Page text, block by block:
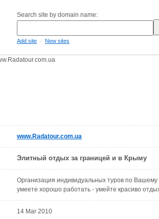
Search site by domain name:
Add site - New sites
www.Radatour.com.ua
Элитный отдых за границей и в Крыму
Организация индивидуальных туров по
умеете хорошо работать - умейте красиво
14 Mar 2010